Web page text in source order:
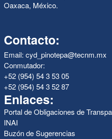
Oaxaca, México.
Contacto:
Email: cyd_pinotepa@tecnm.mx
Conmutador:
+52 (954) 54 3 53 05
+52 (954) 54 3 52 87
Enlaces:
Portal de Obligaciones de
INAI
Buzón de Sugerencias